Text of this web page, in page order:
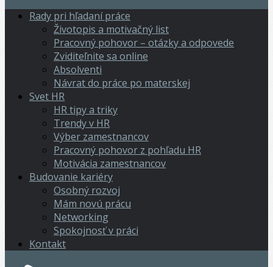
Rady pri hľadaní práce
Životopis a motivačný list
Pracovný pohovor – otázky a odpovede
Zviditeľnite sa online
Absolventi
Návrat do práce po materskej
Svet HR
HR tipy a triky
Trendy v HR
Výber zamestnancov
Pracovný pohovor z pohľadu HR
Motivácia zamestnancov
Budovanie kariéry
Osobný rozvoj
Mám novú prácu
Networking
Spokojnosť v práci
Kontakt